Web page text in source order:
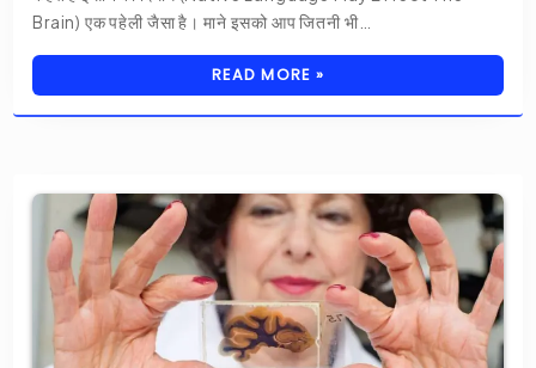
Brain) एक पहेली जैसा है। माने इसको आप जितनी भी…
READ MORE »